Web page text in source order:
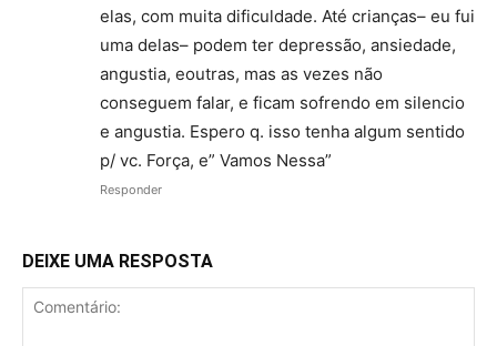
elas, com muita dificuldade. Até crianças– eu fui
uma delas– podem ter depressão, ansiedade,
angustia, eoutras, mas as vezes não
conseguem falar, e ficam sofrendo em silencio
e angustia. Espero q. isso tenha algum sentido
p/ vc. Força, e” Vamos Nessa”
Responder
DEIXE UMA RESPOSTA